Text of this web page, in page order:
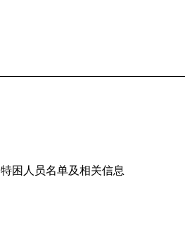
特困人员名单及相关信息